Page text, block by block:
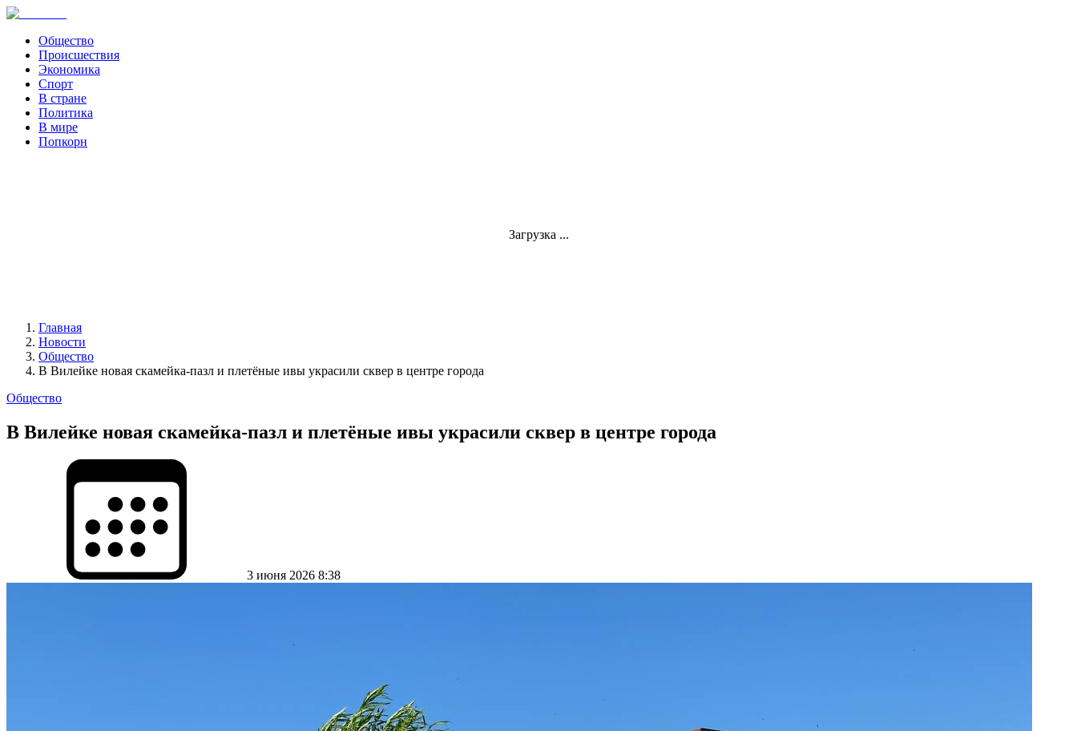
Общество
Происшествия
Экономика
Спорт
В стране
Политика
В мире
Попкорн
Загрузка ...
Главная
Новости
Общество
В Вилейке новая скамейка-пазл и плетёные ивы украсили сквер в центре города
Общество
В Вилейке новая скамейка-пазл и плетёные ивы украсили сквер в центре города
3 июня 2026 8:38